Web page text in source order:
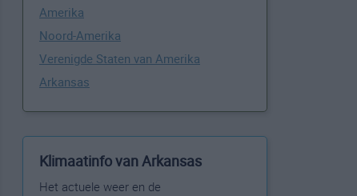
Amerika
Noord-Amerika
Verenigde Staten van Amerika
Arkansas
Klimaatinfo van Arkansas
Het actuele weer en de